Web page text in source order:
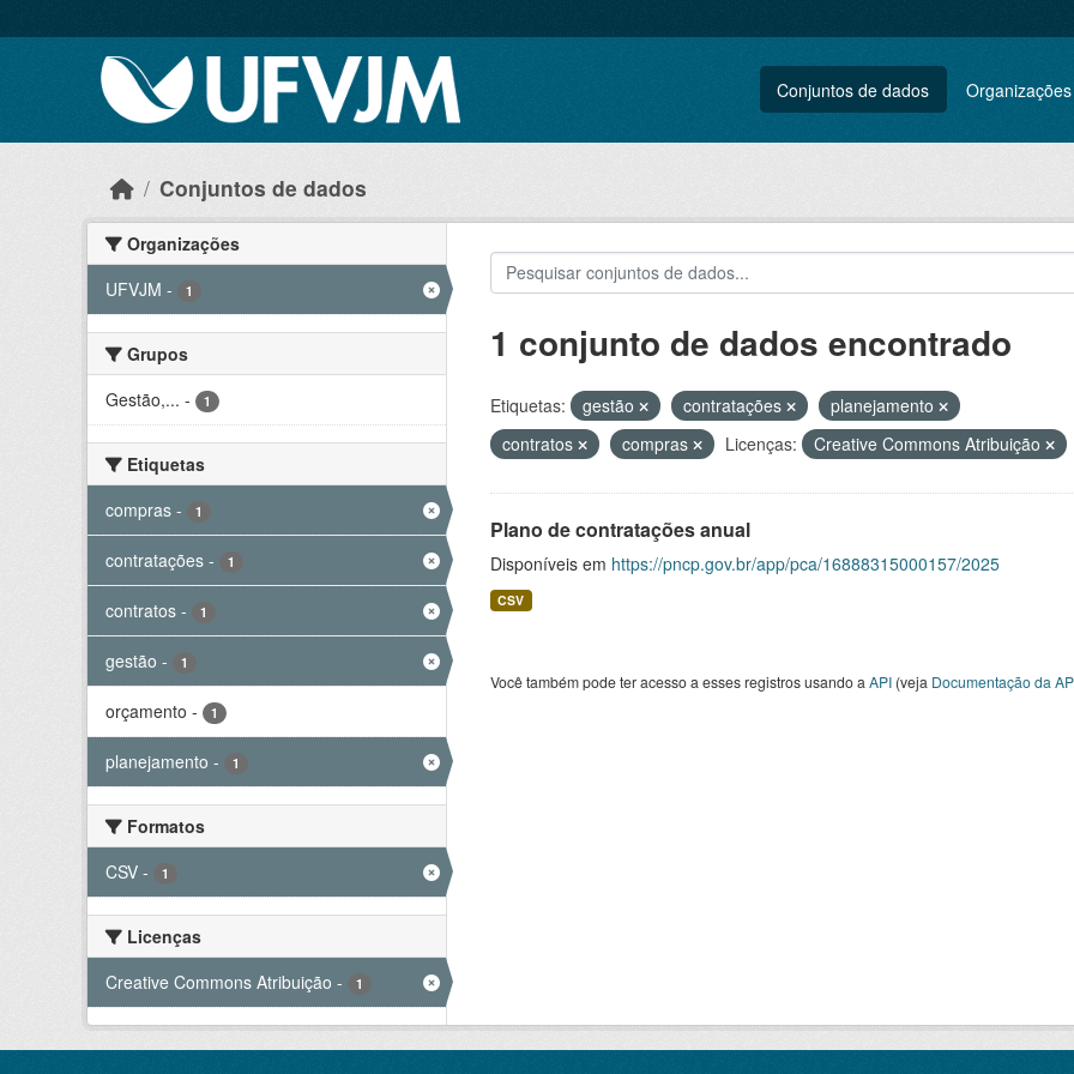
Conjuntos de dados Organizações
Conjuntos de dados
Organizações
UFVJM - 1
Grupos
Gestão,... - 1
Etiquetas
compras - 1
contratações - 1
contratos - 1
gestão - 1
orçamento - 1
planejamento - 1
Formatos
CSV - 1
Licenças
Creative Commons Atribuição - 1
1 conjunto de dados encontrado
Etiquetas: gestão contratações
planejamento
contratos
compras Licenças: Creative Commons Atribuição
Plano de contratações anual
Disponíveis em https://pncp.gov.br/app/pca/16888315000157/2025
CSV
Você também pode ter acesso a esses registros usando a API(veja Documentação da